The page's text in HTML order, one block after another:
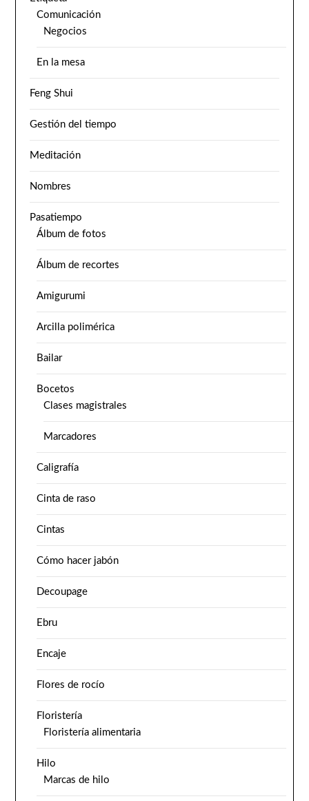
Comunicación
Negocios
En la mesa
Feng Shui
Gestión del tiempo
Meditación
Nombres
Pasatiempo
Álbum de fotos
Álbum de recortes
Amigurumi
Arcilla polimérica
Bailar
Bocetos
Clases magistrales
Marcadores
Caligrafía
Cinta de raso
Cintas
Cómo hacer jabón
Decoupage
Ebru
Encaje
Flores de rocío
Floristería
Floristería alimentaria
Hilo
Marcas de hilo